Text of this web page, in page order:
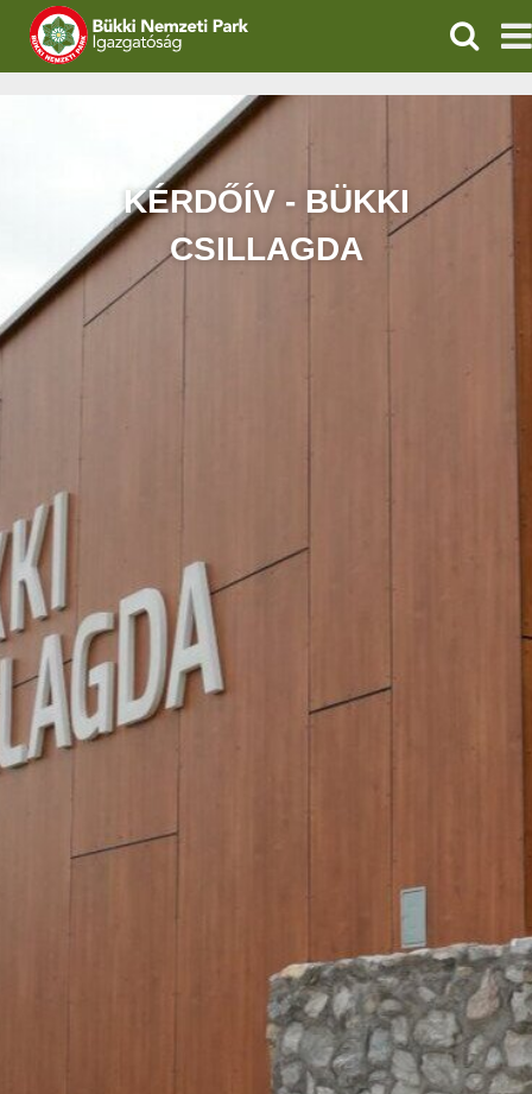
TERMÉSZETVÉDELEM
VÍZVÉDELEM
ÖKOTURIZMUS
OKTATÁS
KÉRDŐÍV - BÜKKI
CSILLAGDA